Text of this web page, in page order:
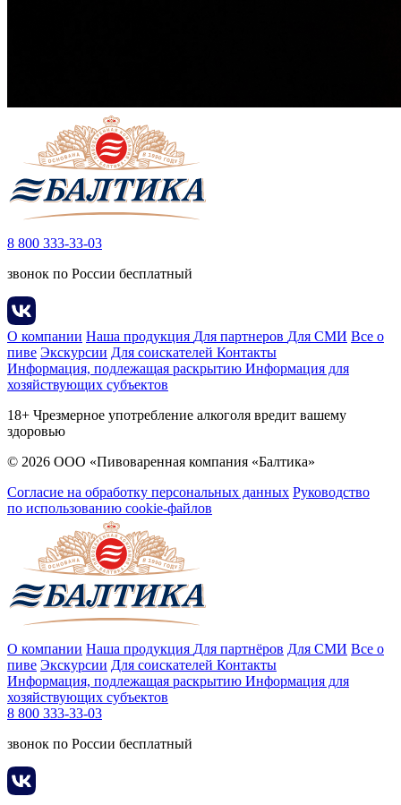
8 800 333-33-03
звонок по России бесплатный
О компании Наша продукция Для партнеров Для СМИ Все о
пиве Экскурсии Для соискателей Контакты
Информация, подлежащая раскрытию Информация для
хозяйствующих субъектов
18+ Чрезмерное употребление алкоголя вредит вашему
здоровью
© 2026 ООО «Пивоваренная компания «Балтика»
Согласие на обработку персональных данных Руководство
по использованию cookie-файлов
О компании Наша продукция Для партнёров Для СМИ Все о
пиве Экскурсии Для соискателей Контакты
Информация, подлежащая раскрытию Информация для
хозяйствующих субъектов
8 800 333-33-03
звонок по России бесплатный